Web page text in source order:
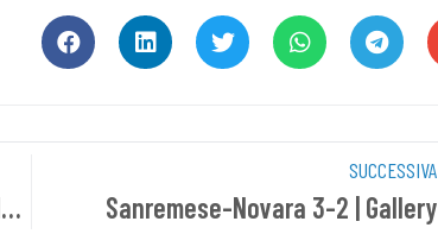
Sanremese-Novara 3-2 | Tabellino del match
SUCCESSIVA
Sanremese-Novara 3-2 | Gallery